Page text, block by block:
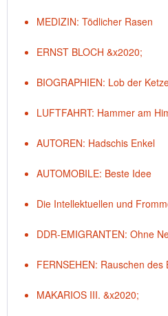
MEDIZIN: Tödlicher Rasen
ERNST BLOCH &x2020;
BIOGRAPHIEN: Lob der
LUFTFAHRT: Hammer am
AUTOREN: Hadschis Enkel
AUTOMOBILE: Beste Idee
Die Intellektuellen und
DDR-EMIGRANTEN: Ohne
FERNSEHEN: Rauschen des
MAKARIOS III. &x2020;